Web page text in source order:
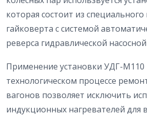
которая состоит из специального
гайковерта с системой
реверса гидравлической
Применение установки УДГ-М110
технологическом процессе
вагонов позволяет исключить
индукционных нагревателей для